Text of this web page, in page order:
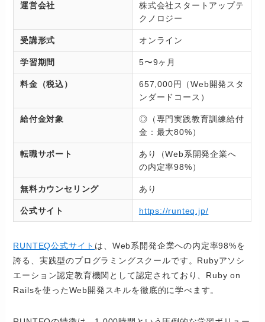
運営会社
株式会社スタートアップテ
クノロジー
受講形式 オンライン
学習期間 5〜9ヶ月
料金（税込）
657,000円（Web開発スタ
ンダードコース）
給付金対象
◎（専門実践教育訓練給付
金：最大80%）
転職サポート
あり（Web系開発企業へ
の内定率98%）
無料カウンセリング あり
公式サイト https://runteq.jp/
RUNTEQ公式サイト は、Web系開発企業への内定率98%を
誇る、実践型のプログラミングスクールです。Rubyアソシ
エーション認定教育機関として認定されており、Ruby on
Railsを使ったWeb開発スキルを徹底的に学べます。